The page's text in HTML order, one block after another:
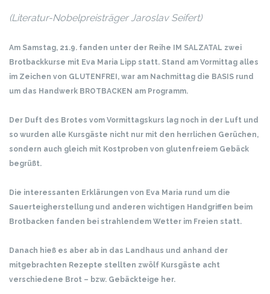
(Literatur-Nobelpreisträger Jaroslav Seifert)
Am Samstag, 21.9. fanden unter der Reihe IM SALZATAL zwei
Brotbackkurse mit Eva Maria Lipp statt. Stand am Vormittag alles
im Zeichen von GLUTENFREI, war am Nachmittag die BASIS rund
um das Handwerk BROTBACKEN am Programm.
Der Duft des Brotes vom Vormittagskurs lag noch in der Luft und
so wurden alle Kursgäste nicht nur mit den herrlichen Gerüchen,
sondern auch gleich mit Kostproben von glutenfreiem Gebäck
begrüßt.
Die interessanten Erklärungen von Eva Maria rund um die
Sauerteigherstellung und anderen wichtigen Handgriffen beim
Brotbacken fanden bei strahlendem Wetter im Freien statt.
Danach hieß es aber ab in das Landhaus und anhand der
mitgebrachten Rezepte stellten zwölf Kursgäste acht
verschiedene Brot – bzw. Gebäckteige her.